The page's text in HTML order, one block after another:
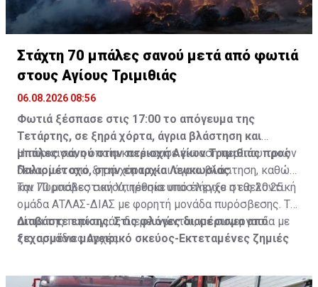
Στάχτη 70 μπάλες σανού μετά από φωτιά
στους Αγίους Τριμιθιάς
06.08.2026 08:56
Φωτιά ξέσπασε στις 17:00 το απόγευμα της
Τετάρτης, σε ξηρά χόρτα, άγρια βλάστηση και
μπάλες σανού στην περιοχή Αγίων Τριμιθιάς προς
Παλιομέτοχο, στην επαρχία Λευκωσίας.
Η πυρκαγιά, η οποία κατέκαυσε έκταση περίπου τριών
δεκαρίων από ξηρά χόρτα και άγρια βλάστηση, καθώς
και 70 μπάλες σανού, τέθηκε υπό έλεγχο στις 20:25.
Την Πυροσβεστική Υπηρεσία υποστήριξε η εθελοντική
ομάδα ΑΤΛΑΣ-ΔΙΑΣ με φορητή μονάδα πυρόσβεσης. Τα
αίτια της πυρκαγιάς διερευνώνται, σε συνεργασία με
τις αρμόδιες Αρχές.
Διαβάστε επίσης:Στις φλόγες διαμέρισμα από
ξεχασμένο μαγειρικό σκεύος-Εκτεταμένες ζημιές